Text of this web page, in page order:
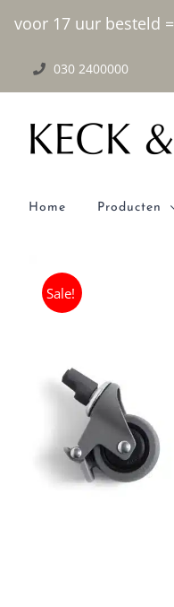
voor 17 uur besteld
inhoud
030 2400000
Home Producten
Sale!